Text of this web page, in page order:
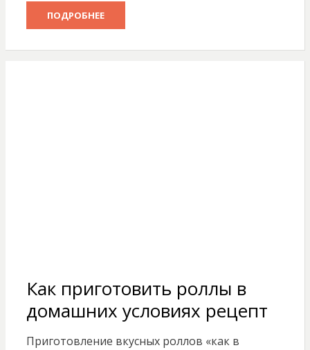
ПОДРОБНЕЕ
Как приготовить роллы в
домашних условиях рецепт
Приготовление вкусных роллов «как в